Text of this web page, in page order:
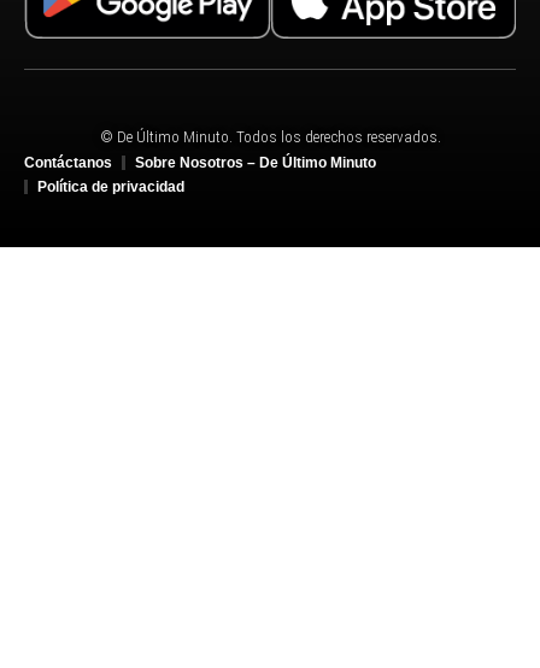
© De Último Minuto. Todos los derechos reservados.
Contáctanos
Sobre Nosotros – De Último Minuto
Política de privacidad